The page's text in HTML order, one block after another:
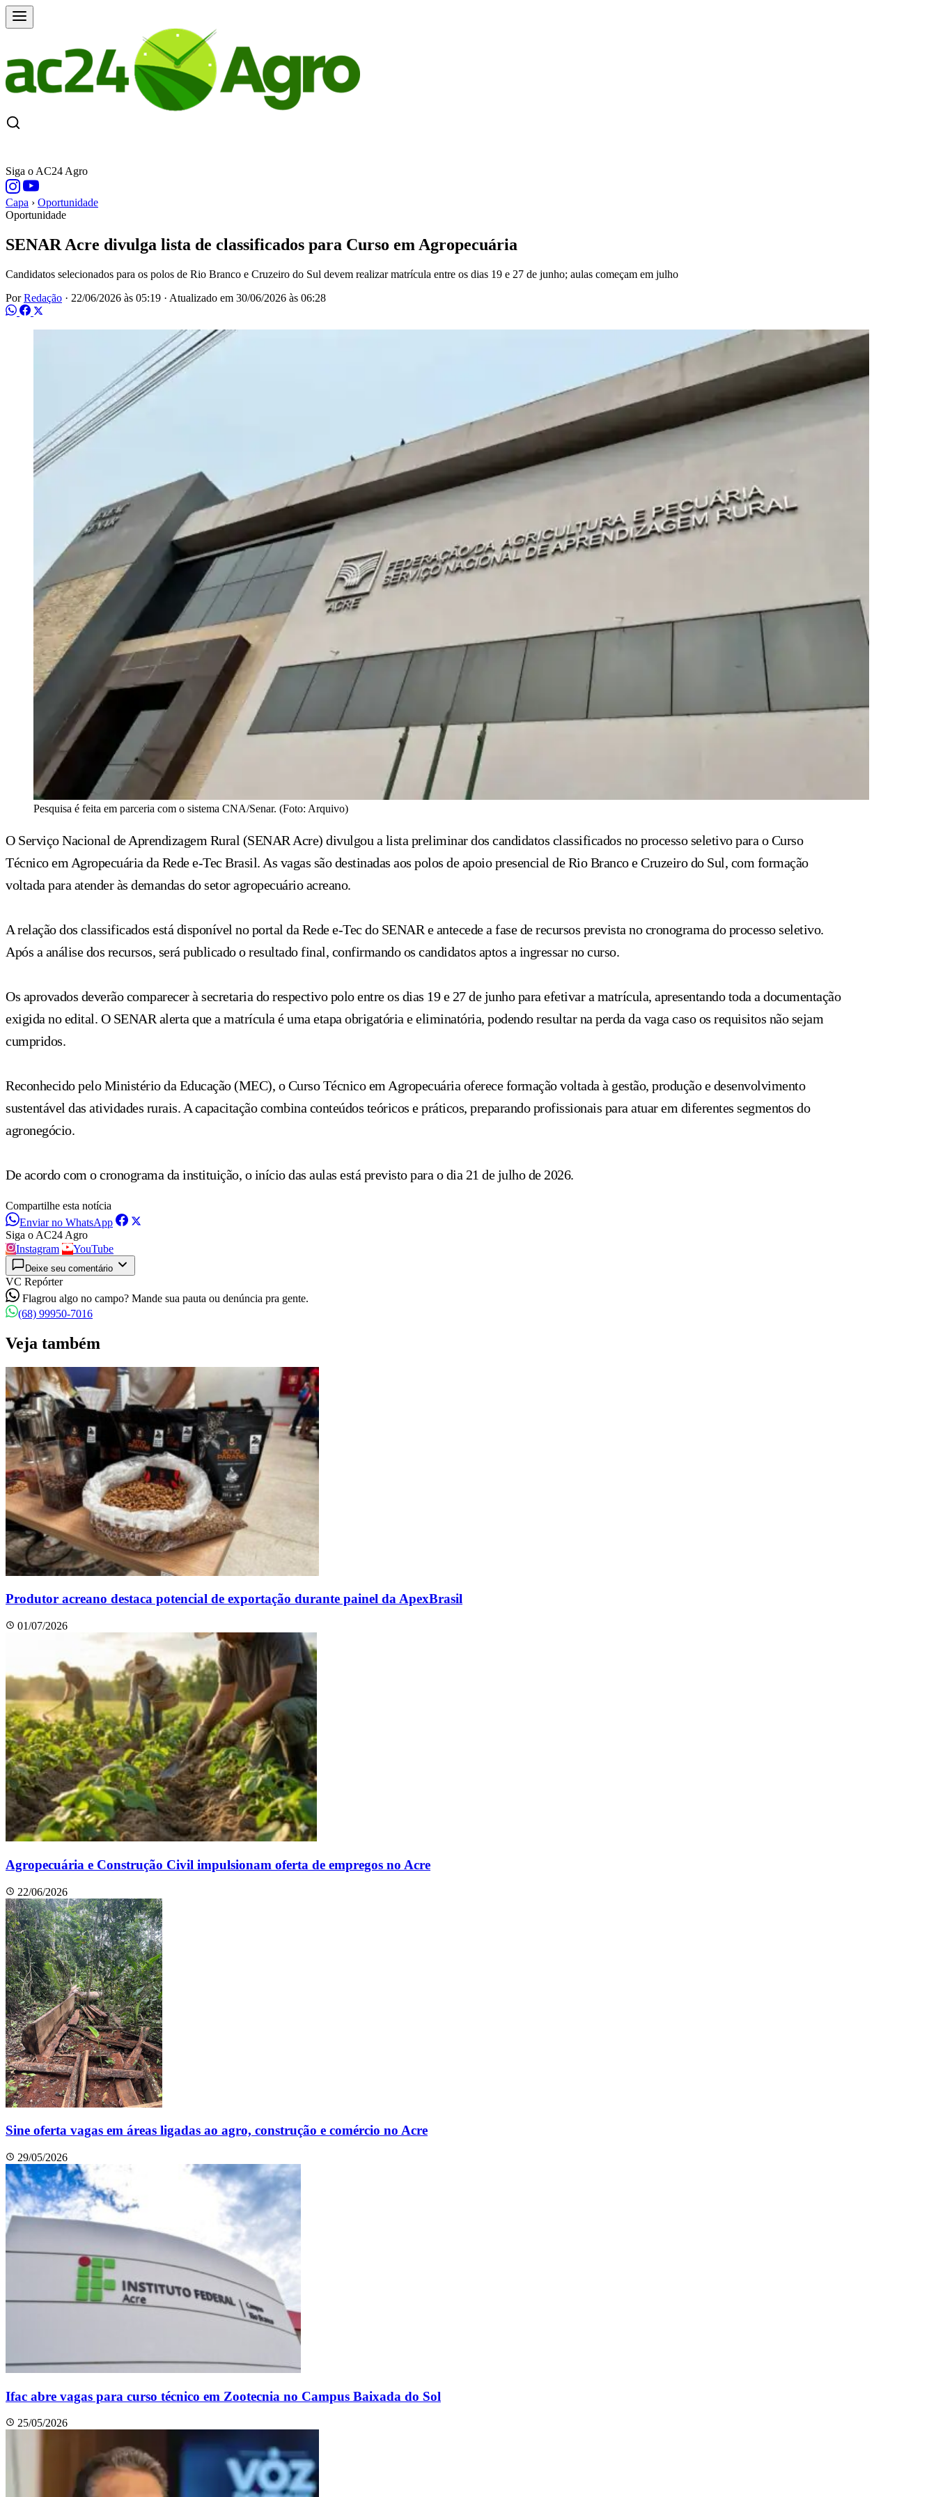
Siga o AC24 Agro
Capa › Oportunidade
Oportunidade
SENAR Acre divulga lista de classificados para Curso em Agropecuária
Candidatos selecionados para os polos de Rio Branco e Cruzeiro do Sul devem realizar matrícula entre os dias 19 e 27 de junho; aulas começam em julho
PorRedação · 22/06/2026 às 05:19 · Atualizado em 30/06/2026 às 06:28
Pesquisa é feita em parceria com o sistema CNA/Senar. (Foto: Arquivo)
O Serviço Nacional de Aprendizagem Rural (SENAR Acre) divulgou a lista preliminar dos candidatos classificados no processo seletivo para o Curso
Técnico em Agropecuária da Rede e-Tec Brasil. As vagas são destinadas aos polos de apoio presencial de Rio Branco e Cruzeiro do Sul, com formação
voltada para atender às demandas do setor agropecuário acreano.
A relação dos classificados está disponível no portal da Rede e-Tec do SENAR e antecede a fase de recursos prevista no cronograma do processo seletivo.
Após a análise dos recursos, será publicado o resultado final, confirmando os candidatos aptos a ingressar no curso.
Os aprovados deverão comparecer à secretaria do respectivo polo entre os dias 19 e 27 de junho para efetivar a matrícula, apresentando toda a documentação
exigida no edital. O SENAR alerta que a matrícula é uma etapa obrigatória e eliminatória, podendo resultar na perda da vaga caso os requisitos não sejam
cumpridos.
Reconhecido pelo Ministério da Educação (MEC), o Curso Técnico em Agropecuária oferece formação voltada à gestão, produção e desenvolvimento
sustentável das atividades rurais. A capacitação combina conteúdos teóricos e práticos, preparando profissionais para atuar em diferentes segmentos do
agronegócio.
De acordo com o cronograma da instituição, o início das aulas está previsto para o dia 21 de julho de 2026.
Compartilhe esta notícia
Enviar no WhatsApp
Siga o AC24 Agro
Instagram
YouTube
Deixe seu comentário
VC Repórter
Flagrou algo no campo? Mande sua pauta ou denúncia pra gente.
(68) 99950-7016
Veja também
Produtor acreano destaca potencial de exportação durante painel da ApexBrasil
01/07/2026
Agropecuária e Construção Civil impulsionam oferta de empregos no Acre
22/06/2026
Sine oferta vagas em áreas ligadas ao agro, construção e comércio no Acre
29/05/2026
Ifac abre vagas para curso técnico em Zootecnia no Campus Baixada do Sol
25/05/2026